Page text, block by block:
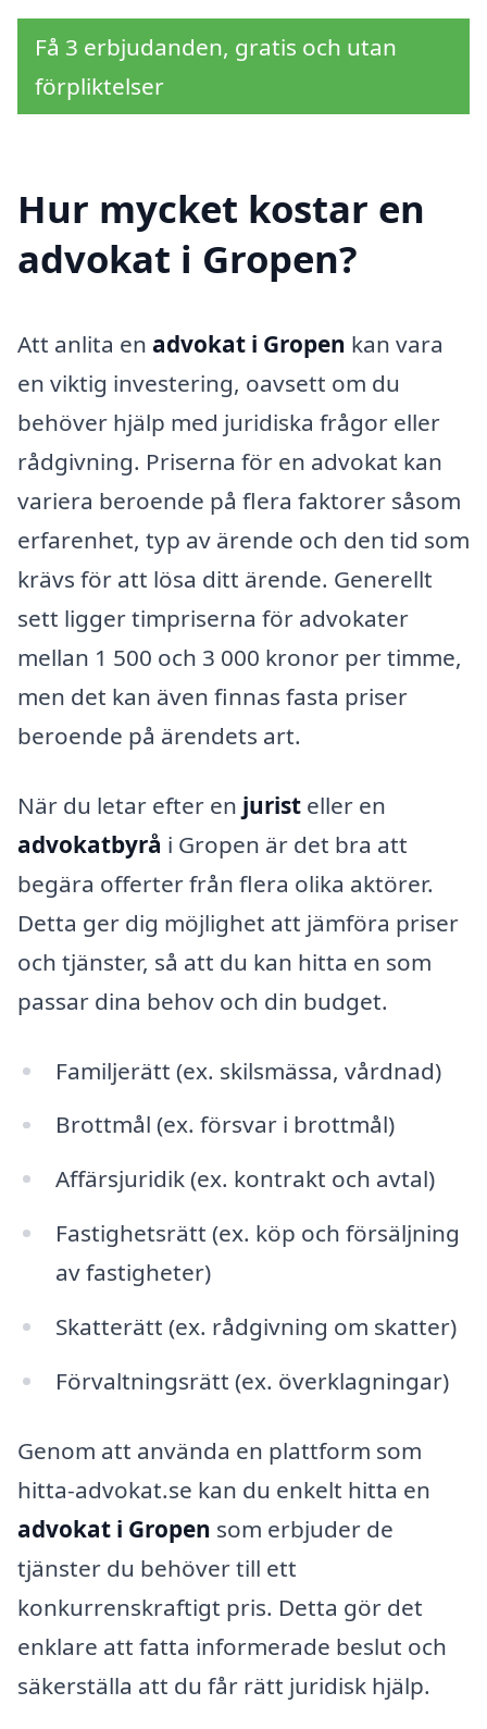
Få 3 erbjudanden, gratis och utan
förpliktelser
Hur mycket kostar en
advokat i Gropen?
Att anlita en advokat i Gropen kan vara
en viktig investering, oavsett om du
behöver hjälp med juridiska frågor eller
rådgivning. Priserna för en advokat kan
variera beroende på flera faktorer såsom
erfarenhet, typ av ärende och den tid som
krävs för att lösa ditt ärende. Generellt
sett ligger timpriserna för advokater
mellan 1 500 och 3 000 kronor per timme,
men det kan även finnas fasta priser
beroende på ärendets art.
När du letar efter en jurist eller en
advokatbyrå i Gropen är det bra att
begära offerter från flera olika aktörer.
Detta ger dig möjlighet att jämföra priser
och tjänster, så att du kan hitta en som
passar dina behov och din budget.
Familjerätt (ex. skilsmässa, vårdnad)
Brottmål (ex. försvar i brottmål)
Affärsjuridik (ex. kontrakt och avtal)
Fastighetsrätt (ex. köp och försäljning
av fastigheter)
Skatterätt (ex. rådgivning om skatter)
Förvaltningsrätt (ex. överklagningar)
Genom att använda en plattform som
hitta-advokat.se kan du enkelt hitta en
advokat i Gropen som erbjuder de
tjänster du behöver till ett
konkurrenskraftigt pris. Detta gör det
enklare att fatta informerade beslut och
säkerställa att du får rätt juridisk hjälp.